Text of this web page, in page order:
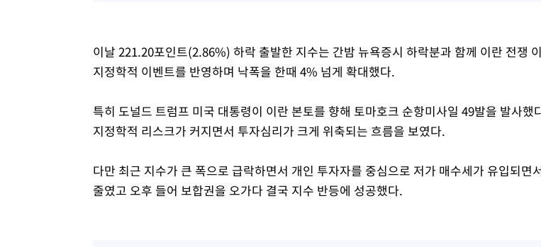
이날 221.20포인트(2.86%) 하락 출발한 지수는 간밤 뉴욕증시 하락분과 함께 이란 전쟁
지정학적 이벤트를 반영하며 낙폭을 한때 4% 넘게 확대했다.
특히 도널드 트럼프 미국 대통령이 이란 본토를 향해 토마호크 순항미사일 49발을 발사했
지정학적 리스크가 커지면서 투자심리가 크게 위축되는 흐름을 보였다.
다만 최근 지수가 큰 폭으로 급락하면서 개인 투자자를 중심으로 저가 매수세가 유입되면
줄였고 오후 들어 보합권을 오가다 결국 지수 반등에 성공했다.